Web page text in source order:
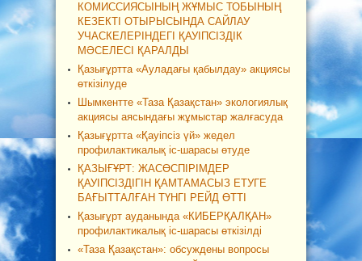
КОМИССИЯСЫНЫҢ ЖҰМЫС ТОБЫНЫҢ
КЕЗЕКТІ ОТЫРЫСЫНДА САЙЛАУ
УЧАСКЕЛЕРІНДЕГІ ҚАУІПСІЗДІК
МӘСЕЛЕСІ ҚАРАЛДЫ
Қазығұртта «Ауладағы қабылдау» акциясы
өткізілуде
Шымкентте «Таза Қазақстан» экологиялық
акциясы аясындағы жұмыстар жалғасуда
Қазығұртта «Қауіпсіз үй» жедел
профилактикалық іс-шарасы өтуде
ҚАЗЫҒҰРТ: ЖАСӨСПІРІМДЕР
ҚАУІПСІЗДІГІН ҚАМТАМАСЫЗ ЕТУГЕ
БАҒЫТТАЛҒАН ТҮНГІ РЕЙД ӨТТІ
Қазығұрт ауданында «КИБЕРҚАЛҚАН»
профилактикалық іс-шарасы өткізілді
«Таза Қазақстан»: обсуждены вопросы